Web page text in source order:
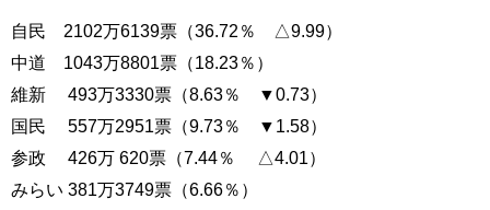
自民 2102万6139票（36.72％ △9.99）
中道 1043万8801票（18.23％）
維新 493万3330票（8.63％ ▼0.73）
国民 557万2951票（9.73％ ▼1.58）
参政 426万 620票（7.44％ △4.01）
みらい 381万3749票（6.66％）